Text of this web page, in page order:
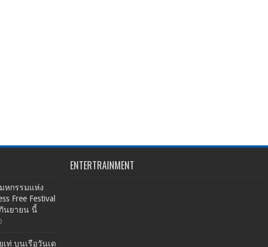
หกรรมแห่ง
Free Festival
นยายน นี้
เท่ บนเรือวันเด
ENTERTRAINMENT